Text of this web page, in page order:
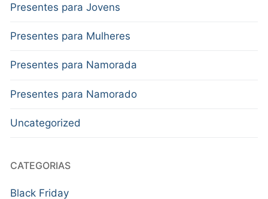
Presentes para Jovens
Presentes para Mulheres
Presentes para Namorada
Presentes para Namorado
Uncategorized
CATEGORIAS
Black Friday